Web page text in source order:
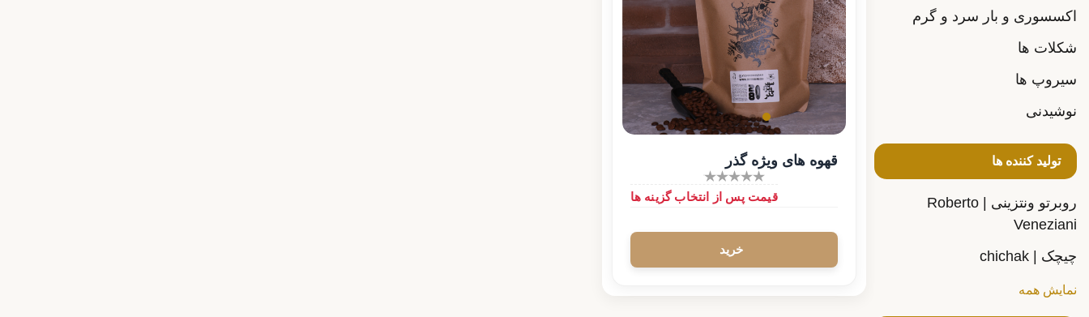
اکسسوری و بار سرد و گرم
شکلات ها
سیروپ ها
نوشیدنی
تولید کننده ها
روبرتو ونتزینی | Roberto
Veneziani
چیچک | chichak
نمایش همه
قهوه های ویژه گذر
قیمت پس از انتخاب گزینه ها